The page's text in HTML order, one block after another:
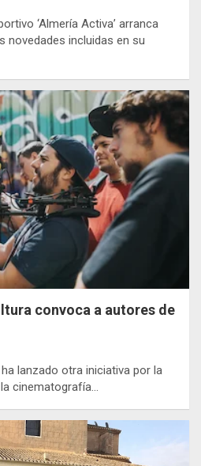
‘Almería Activa’ arranca
novedades incluidas en su
convoca a autores de
lanzado otra iniciativa por la
cinematografía…